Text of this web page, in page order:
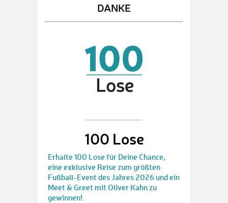
DANKE
100 Lose
Erhalte 100 Lose für Deine Chance,
eine exklusive Reise zum größten
Fußball-Event des Jahres 2026 und ein
Meet & Greet mit Oliver Kahn zu
gewinnen!